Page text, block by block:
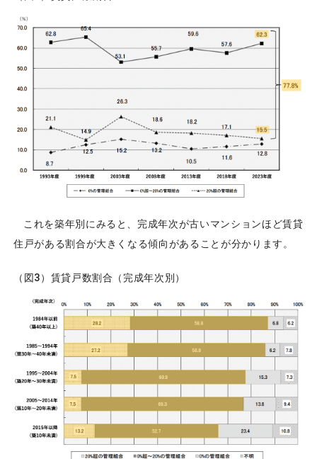
これを築年別にみると、完成年次が古いマンションほど賃貸
住戸がある割合が大きくなる傾向があることが分かります。
（図3）賃貸戸数割合（完成年次別）